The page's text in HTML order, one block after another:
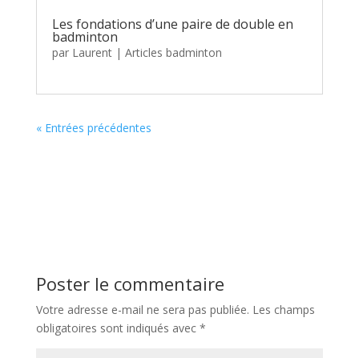
Les fondations d’une paire de double en
badminton
par Laurent| Articles badminton
« Entrées précédentes
Poster le commentaire
Votre adresse e-mail ne sera pas publiée. Les champs
obligatoires sont indiqués avec *